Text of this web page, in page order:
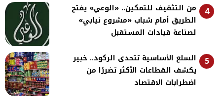
4
من التثقيف للتمكين.. «الوعي» يفتح
الطريق أمام شباب «مشروع نيابي»
لصناعة قيادات المستقبل
5
السلع الأساسية تتحدى الركود.. خبير
يكشف القطاعات الأكثر تضررًا من
اضطرابات الاقتصاد